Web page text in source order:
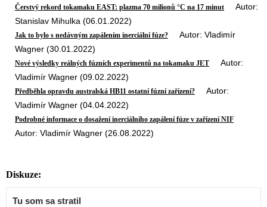
Čerstvý rekord tokamaku EAST: plazma 70 milionů °C na 17 minut Autor:
Stanislav Mihulka (06.01.2022)
Jak to bylo s nedávným zapálením inerciální fúze? Autor: Vladimír
Wagner (30.01.2022)
Nové výsledky reálných fúzních experimentů na tokamaku JET Autor:
Vladimír Wagner (09.02.2022)
Předběhla opravdu australská HB11 ostatní fúzní zařízení? Autor:
Vladimír Wagner (04.04.2022)
Podrobné informace o dosažení inerciálního zapálení fúze v zařízení NIF
Autor: Vladimír Wagner (26.08.2022)
Diskuze:
Tu som sa stratil